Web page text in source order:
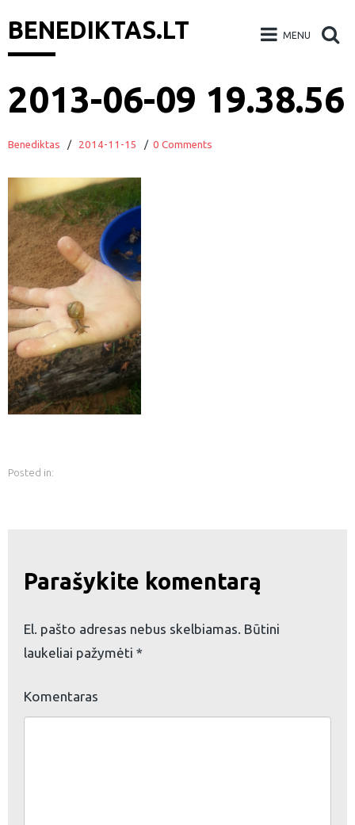
BENEDIKTAS.LT MENU
Skip
to2013-06-09 19.38.56
Benediktas / 2014-11-15 / 0 Comments
Posted in:
Parašykite komentarą
El. pašto adresas nebus skelbiamas. Būtini
laukeliai pažymėti *
Komentaras